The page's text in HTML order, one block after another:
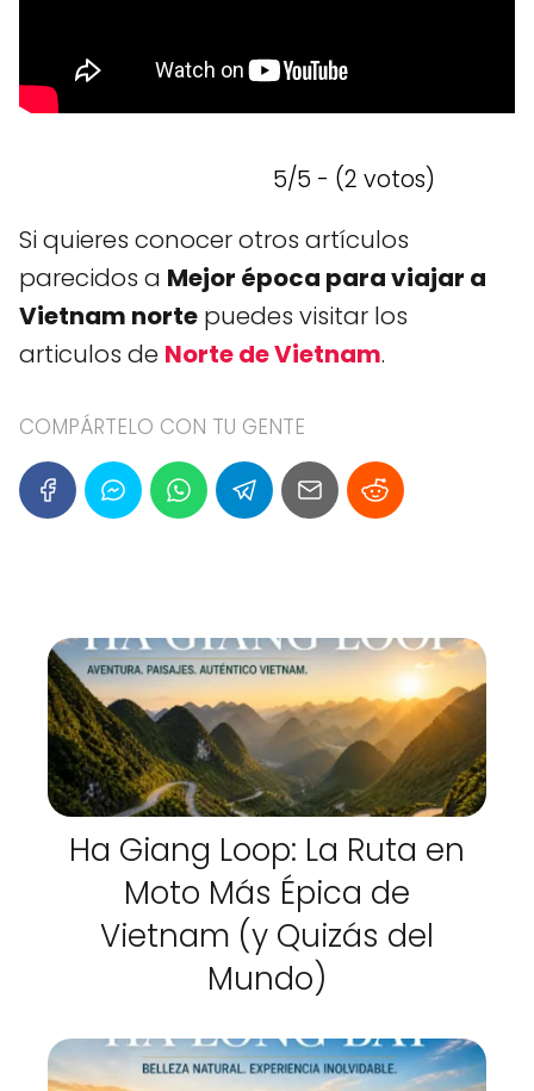
5/5 - (2 votos)
Si quieres conocer otros artículos
parecidos a Mejor época para viajar a
Vietnam norte puedes visitar los
articulos de Norte de Vietnam.
COMPÁRTELO CON TU GENTE
Ha Giang Loop: La Ruta en
Moto Más Épica de
Vietnam (y Quizás del
Mundo)